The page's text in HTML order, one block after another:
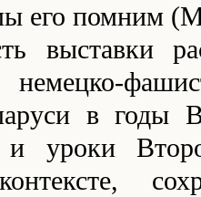
его помним
выставки
в годы
уроки